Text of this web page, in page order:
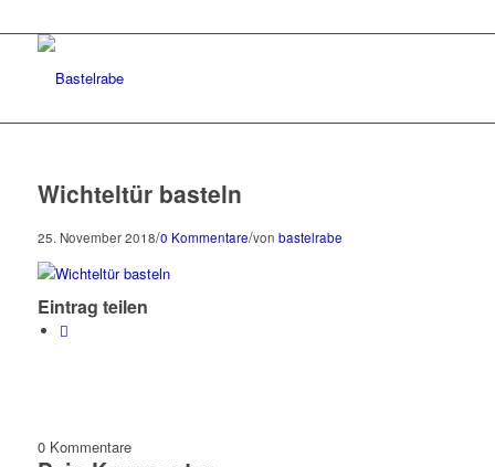
Wichteltür basteln
25. November 2018/0 Kommentare/von bastelrabe
Eintrag teilen
0 Kommentare